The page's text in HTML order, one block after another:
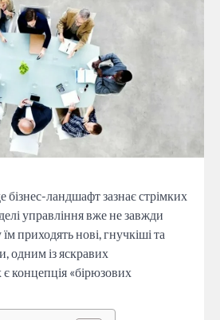
бізнес-ландшафт зазнає стрімких
управління вже не завжди
приходять нові, гнучкіші та
одним із яскравих
концепція «бірюзових